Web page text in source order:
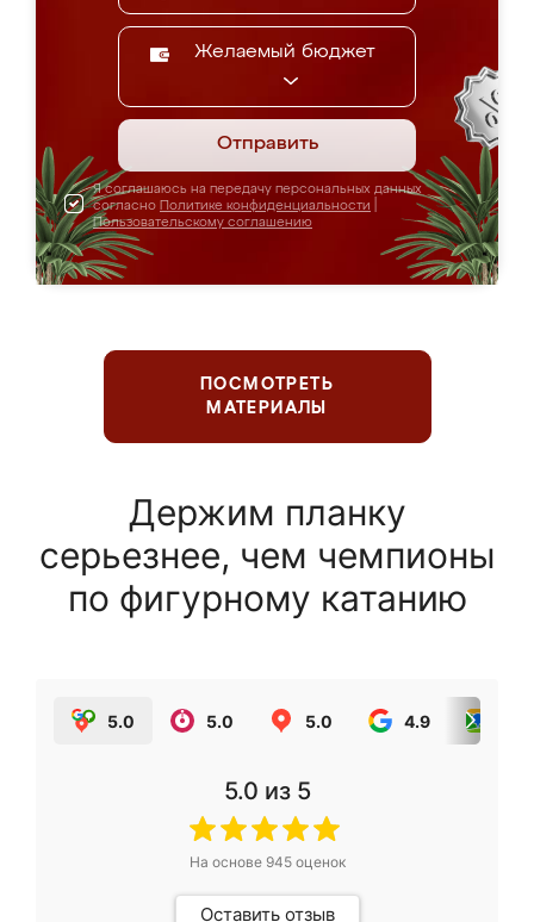
Желаемый бюджет
Отправить
Я соглашаюсь на передачу персональных данных
согласно Политике конфиденциальности
Пользовательскому соглашению
ПОСМОТРЕТЬ
МАТЕРИАЛЫ
Держим планку
серьезнее, чем чемпионы
по фигурному катанию
5.0 5.0 5.0 4.9
5.0 из 5
На основе 945оценок
Оставить отзыв